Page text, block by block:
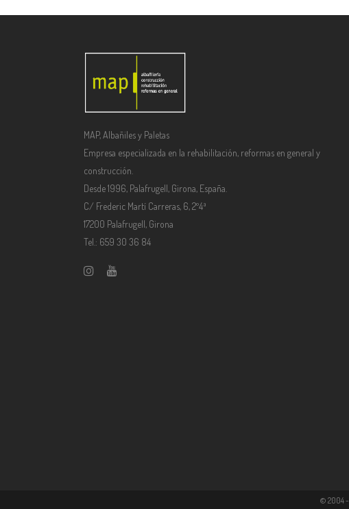
MAP, Albañiles y Paletas
Empresa especializada en la rehabilitación, reformas en general y
construcción.
Desde 1996, Palafrugell, Girona, España.
C/ Frederic Martí Carreras, 6, 2º4ª
17200 Palafrugell, Girona
Tel.: 659 30 36 84
© 2004 -